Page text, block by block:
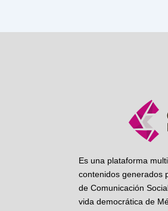
Es una plataforma
contenidos generados
de Comunicación
vida democrática de